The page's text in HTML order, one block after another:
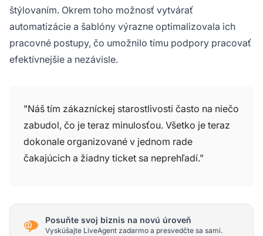
štýlovaním. Okrem toho možnosť vytvárať
automatizácie a šablóny výrazne optimalizovala ich
pracovné postupy, čo umožnilo tímu podpory pracovať
efektívnejšie a nezávisle.
"Náš tím zákazníckej starostlivosti často na niečo
zabudol, čo je teraz minulosťou. Všetko je teraz
dokonale organizované v jednom rade
čakajúcich a žiadny ticket sa neprehľadí."
Posuňte svoj biznis na novú úroveň
Vyskúšajte LiveAgent zadarmo a presvedčte sa sami.